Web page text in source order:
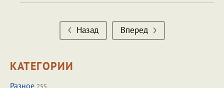
Назад Вперед
КАТЕГОРИИ
Разное 255